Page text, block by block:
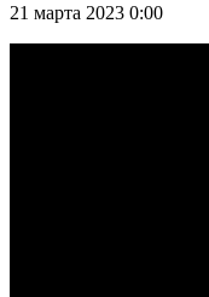
21 марта 2023 0:00